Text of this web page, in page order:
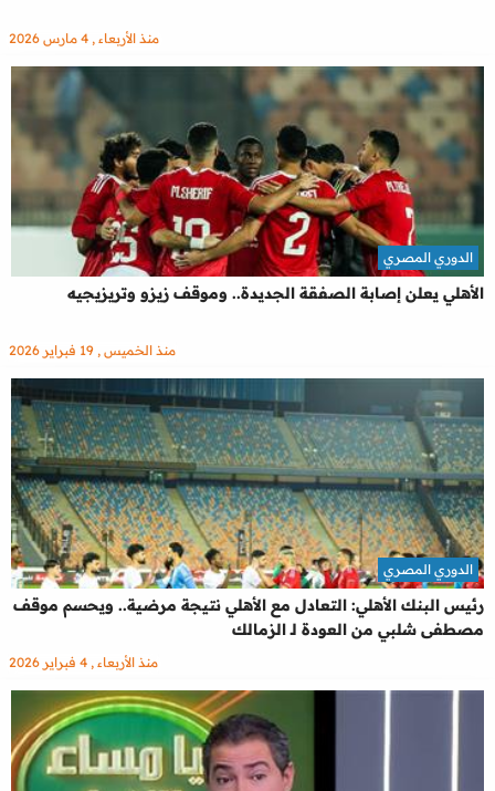
منذ الأربعاء , 4 مارس 2026
الأهلي يعلن إصابة الصفقة الجديدة.. وموقف زيزو وتريزيجيه
الدوري المصري
منذ الخميس , 19 فبراير 2026
رئيس البنك الأهلي: التعادل مع الأهلي نتيجة مرضية.. ويحسم موقف
مصطفى شلبي من العودة لـ الزمالك
الدوري المصري
منذ الأربعاء , 4 فبراير 2026